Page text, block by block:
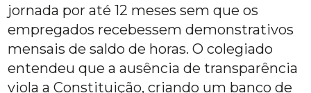
jornada por até 12 meses sem que os
empregados recebessem demonstrativos
mensais de saldo de horas. O colegiado
entendeu que a ausência de transparência
viola a Constituição, criando um banco de